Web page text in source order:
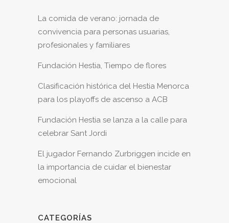
La comida de verano: jornada de
convivencia para personas usuarias,
profesionales y familiares
Fundación Hestia, Tiempo de flores
Clasificación histórica del Hestia Menorca
para los playoffs de ascenso a ACB
Fundación Hestia se lanza a la calle para
celebrar Sant Jordi
El jugador Fernando Zurbriggen incide en
la importancia de cuidar el bienestar
emocional
CATEGORÍAS